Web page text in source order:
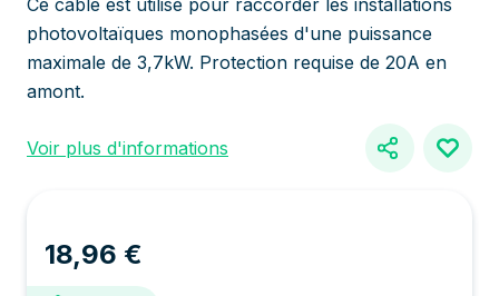
Ce câble est utilisé pour raccorder les installations
photovoltaïques monophasées d'une puissance
maximale de 3,7kW. Protection requise de 20A en
amont.
Voir plus d'informations
18,96 €